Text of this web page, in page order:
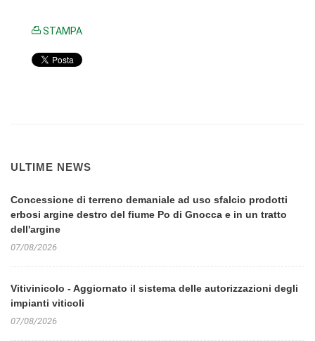
STAMPA
ULTIME NEWS
Concessione di terreno demaniale ad uso sfalcio prodotti
erbosi argine destro del fiume Po di Gnocca e in un tratto
dell'argine
07/08/2026
Vitivinicolo - Aggiornato il sistema delle autorizzazioni degli
impianti viticoli
07/08/2026